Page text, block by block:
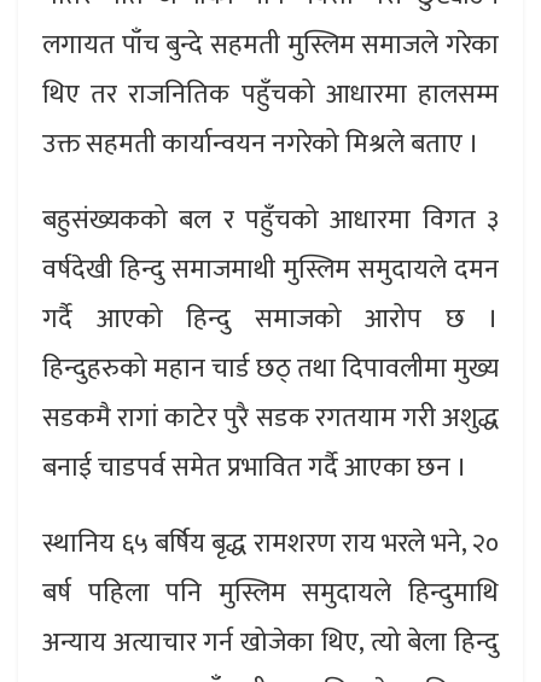
लगायत पाँच बुन्दे सहमती मुस्लिम समाजले गरेका
थिए तर राजनितिक पहुँचको आधारमा हालसम्म
उक्त सहमती कार्यान्वयन नगरेको मिश्रले बताए ।
बहुसंख्यकको बल र पहुँचको आधारमा विगत ३
वर्षदेखी हिन्दु समाजमाथी मुस्लिम समुदायले दमन
गर्दै आएको हिन्दु समाजको आरोप छ ।
हिन्दुहरुको महान चार्ड छठ् तथा दिपावलीमा मुख्य
सडकमै रागां काटेर पुरै सडक रगतयाम गरी अशुद्ध
बनाई चाडपर्व समेत प्रभावित गर्दै आएका छन ।
स्थानिय ६५ बर्षिय बृद्ध रामशरण राय भरले भने, २०
बर्ष पहिला पनि मुस्लिम समुदायले हिन्दुमाथि
अन्याय अत्याचार गर्न खोजेका थिए, त्यो बेला हिन्दु